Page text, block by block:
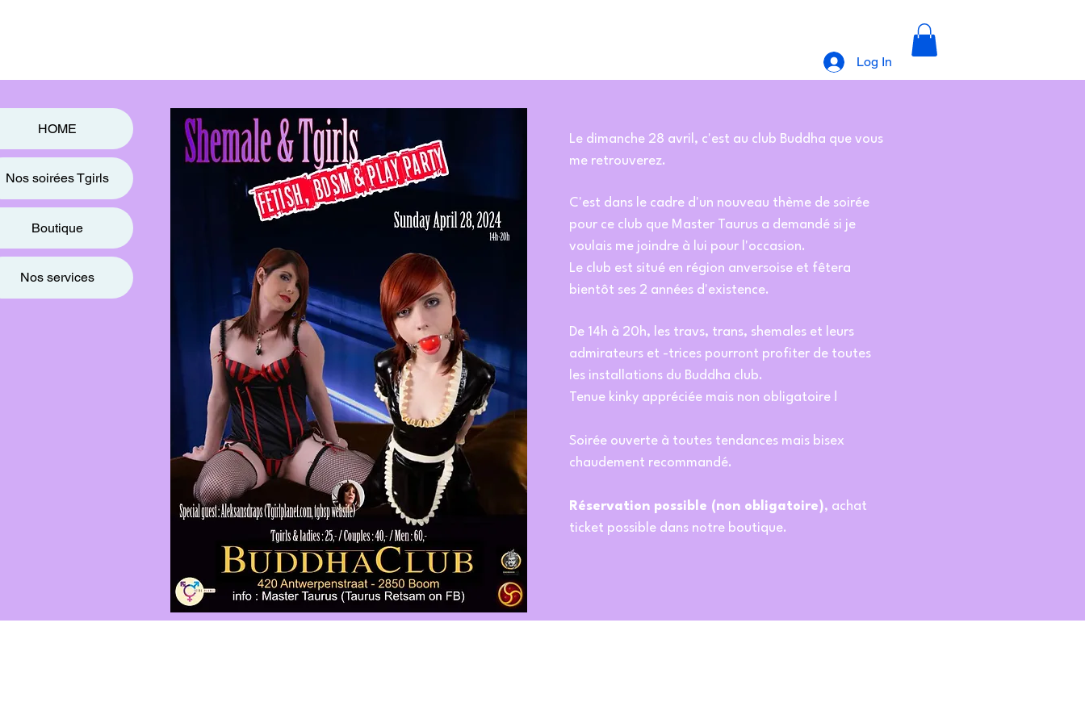
Log In
HOME
Nos soirées Tgirls
Boutique
Nos services
Le dimanche 28 avril, c'est au club Buddha que vous
me retrouverez.
C'est dans le cadre d'un nouveau thème de soirée
pour ce club que Master Taurus a demandé si je
voulais me joindre à lui pour l'occasion.
Le club est situé en région anversoise et fêtera
bientôt ses 2 années d'existence.
De 14h à 20h, les travs, trans, shemales et leurs
admirateurs et -trices pourront profiter de toutes
les installations du Buddha club.
Tenue kinky appréciée mais non obligatoire !
Soirée ouverte à toutes tendances mais bisex
chaudement recommandé.
Réservation possible (non obligatoire), achat
ticket possible dans notre boutique.